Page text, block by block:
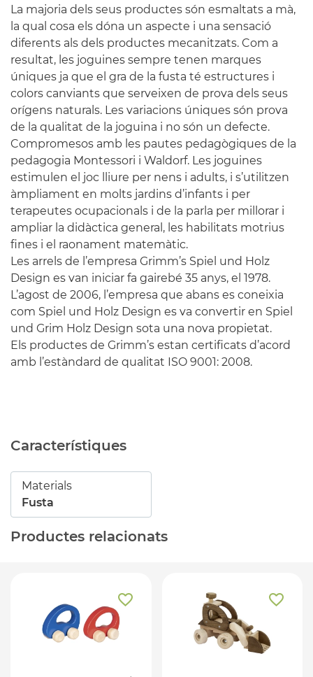
La majoria dels seus productes són esmaltats a mà,
la qual cosa els dóna un aspecte i una sensació
diferents als dels productes mecanitzats. Com a
resultat, les joguines sempre tenen marques
úniques ja que el gra de la fusta té estructures i
colors canviants que serveixen de prova dels seus
orígens naturals. Les variacions úniques són prova
de la qualitat de la joguina i no són un defecte.
Compromesos amb les pautes pedagògiques de la
pedagogia Montessori i Waldorf. Les joguines
estimulen el joc lliure per nens i adults, i s’utilitzen
àmpliament en molts jardins d’infants i per
terapeutes ocupacionals i de la parla per millorar i
ampliar la didàctica general, les habilitats motrius
fines i el raonament matemàtic.
Les arrels de l’empresa Grimm’s Spiel und Holz
Design es van iniciar fa gairebé 35 anys, el 1978.
L’agost de 2006, l’empresa que abans es coneixia
com Spiel und Holz Design es va convertir en Spiel
und Grim Holz Design sota una nova propietat.
Els productes de Grimm’s estan certificats d’acord
amb l’estàndard de qualitat ISO 9001: 2008.
Característiques
Materials
Fusta
Productes relacionats